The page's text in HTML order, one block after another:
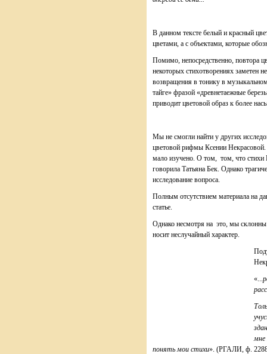
В данном тексте белый и красный
цветами, а с объектами, которые
Помимо, непосредственно, повтора
некоторых стихотворениях заметен
возвращения в тонику в
тайге» фразой «древнетаежные
приводит цветовой образ к более
Мы не смогли найти у других
цветовой рифмы Ксении Некрасовой.
мало изучено. О том, том, что стихи
говорила Татьяна Бек. Однако
исследование вопроса.
Полным отсутствием материала на
статье.
Однако несмотря на это, мы склонны
носит неслучайный характер.
«...
мне
понять мои стихи». (РГАЛИ, ф.